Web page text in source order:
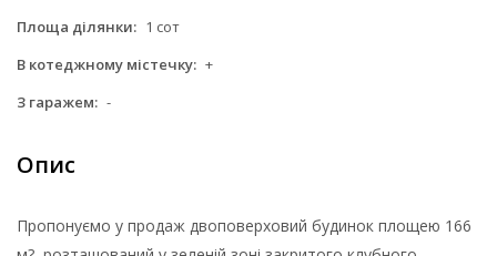
Площа ділянки: 1 сот
В котеджному містечку: +
З гаражем: -
Опис
Пропонуємо у продаж двоповерховий будинок площею 166